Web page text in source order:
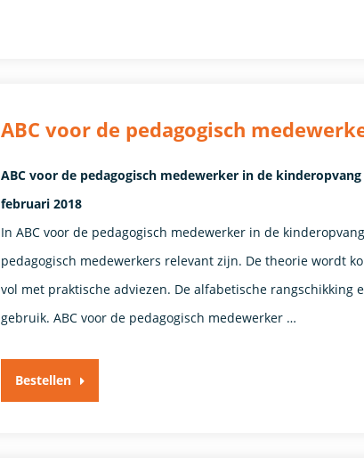
ABC voor de pedagogisch
ABC voor de pedagogisch medewerker in de
februari 2018
In ABC voor de pedagogisch medewerker in de
pedagogisch medewerkers relevant zijn. De theorie wordt
vol met praktische adviezen. De alfabetische
gebruik. ABC voor de pedagogisch medewerker …
Bestellen